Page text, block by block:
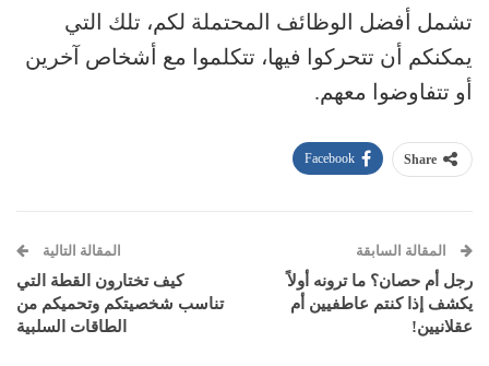
تشمل أفضل الوظائف المحتملة لكم، تلك التي
يمكنكم أن تتحركوا فيها، تتكلموا مع أشخاص آخرين
أو تتفاوضوا معهم.
Share
Facebook
المقالة السابقة
رجل أم حصان؟ ما ترونه أولاً
يكشف إذا كنتم عاطفيين أم
عقلانيين!
المقالة التالية
كيف تختارون القطة التي
تناسب شخصيتكم وتحميكم من
الطاقات السلبية